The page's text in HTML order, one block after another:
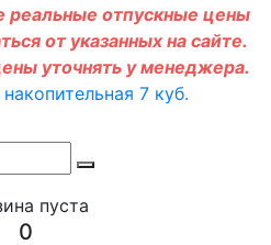
реальные отпускные цены
от указанных на сайте.
уточнять у менеджера.
пуста
0